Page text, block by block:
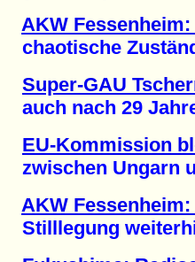
AKW
chaotische
Super-GAU
auch nach 29
EU-Kommission
zwischen Ungarn
AKW
Stilllegung